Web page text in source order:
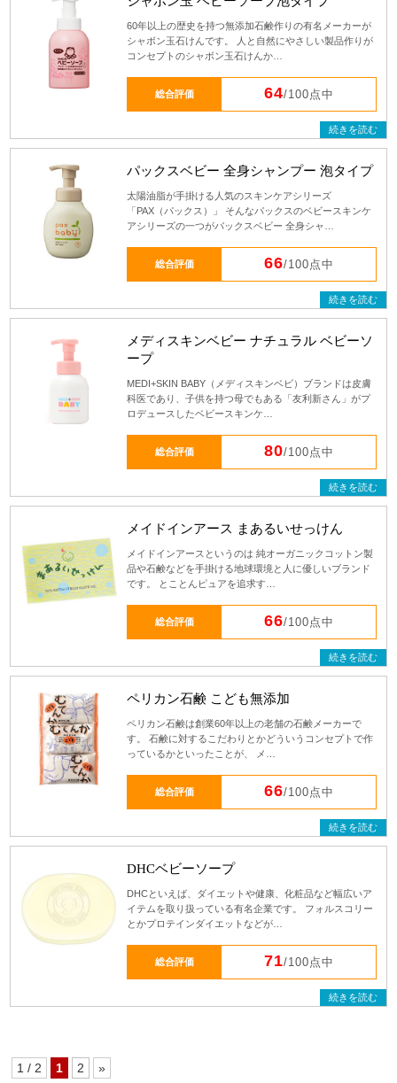
60年以上の歴史を持つ無添加石鹸作りの有名メーカーが
シャボン玉石けんです。 人と自然にやさしい製品作りが
コンセプトのシャボン玉石けんか…
続きを読む
総合評価 64/100点中
パックスベビー 全身シャンプー 泡タイプ
太陽油脂が手掛ける人気のスキンケアシリーズ
「PAX（パックス）」 そんなパックスのベビースキンケ
アシリーズの一つがパックスベビー 全身シャ…
続きを読む
総合評価 66/100点中
メディスキンベビー ナチュラル ベビーソ
ープ
MEDI+SKIN BABY（メディスキンベビ）ブランドは皮膚
科医であり、子供を持つ母でもある「友利新さん」がプ
ロデュースしたベビースキンケ…
続きを読む
総合評価 80/100点中
メイドインアース まあるいせっけん
メイドインアースというのは 純オーガニックコットン製
品や石鹸などを手掛ける地球環境と人に優しいブランド
です。 とことんピュアを追求す…
続きを読む
総合評価 66/100点中
ペリカン石鹸 こども無添加
ペリカン石鹸は創業60年以上の老舗の石鹸メーカーで
す。 石鹸に対するこだわりとかどういうコンセプトで作
っているかといったことが、 メ…
続きを読む
総合評価 66/100点中
DHCベビーソープ
DHCといえば、ダイエットや健康、化粧品など幅広いア
イテムを取り扱っている有名企業です。 フォルスコリー
とかプロテインダイエットなどが…
続きを読む
総合評価 71/100点中
1 / 2 1 2 »